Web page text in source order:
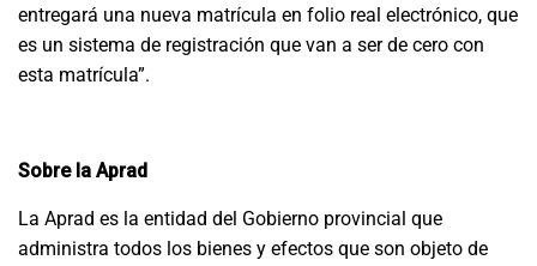
entregará una nueva matrícula en folio real electrónico, que
es un sistema de registración que van a ser de cero con
esta matrícula”.
Sobre la Aprad
La Aprad es la entidad del Gobierno provincial que
administra todos los bienes y efectos que son objeto de